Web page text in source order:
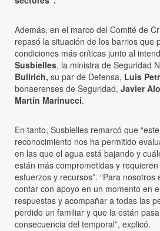
Además, en el marco del Comité de
repasó la situación de los barrios que
condiciones más críticas junto al
Susbielles, la ministra de Seguridad
Bullrich, su par de Defensa, Luis
bonaerenses de Seguridad, Javier
Martín Marinucci.
En tanto, Susbielles remarcó que
reconocimiento nos ha permitido
en las que el agua está bajando y
están más comprometidas y
esfuerzos y recursos”. “Para
contar con apoyo en un momento en
respuestas y acompañar a todas las
perdido un familiar y que la están
consecuencia del temporal”, explicó.